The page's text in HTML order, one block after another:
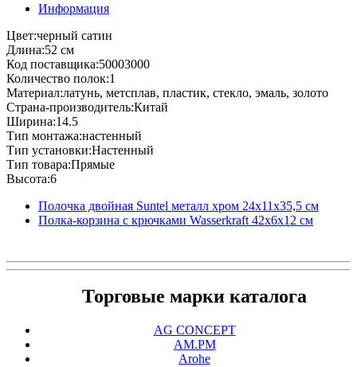
Информация
Цвет:черный сатин
Длина:52 см
Код поставщика:50003000
Количество полок:1
Материал:латунь, метсплав, пластик, стекло, эмаль, золото
Страна-производитель:Китай
Ширина:14.5
Тип монтажа:настенный
Тип установки:Настенный
Тип товара:Прямые
Высота:6
Полочка двойная Suntel металл хром 24х11х35,5 см
Полка-корзина с крючками Wasserkraft 42х6х12 см
Торговые марки каталога
AG CONCEPT
AM.PM
Arohe